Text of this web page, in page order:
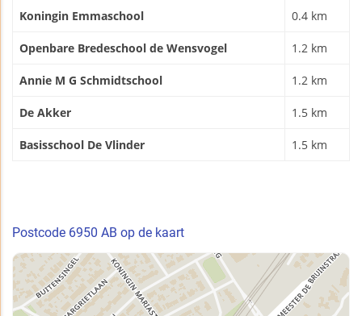
Koningin Emmaschool 0.4 km
Openbare Bredeschool de Wensvogel 1.2 km
Annie M G Schmidtschool 1.2 km
De Akker 1.5 km
Basisschool De Vlinder 1.5 km
Postcode 6950 AB op de kaart